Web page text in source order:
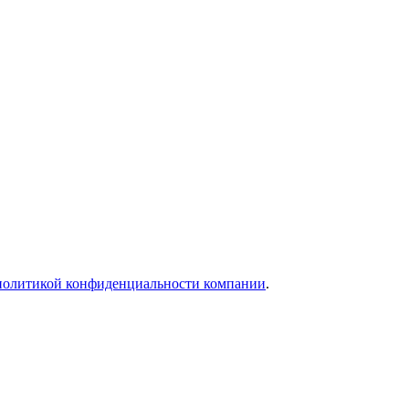
конфиденциальности компании.